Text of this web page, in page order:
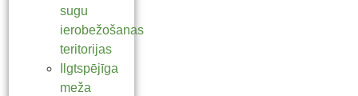
sugu
ierobežošanas
teritorijas
Ilgtspējīga
meža